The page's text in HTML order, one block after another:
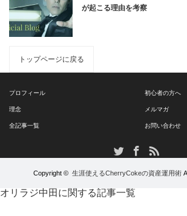
が起こる理由を考察
トップページに戻る
プロフィール 初心者の方へ
理念 メルマガ
全記事一覧 お問い合わせ
TwitterFacebook
Copyright © 生涯使えるCherryCokeの資産運用術
オリラジ中田に関する記事一覧